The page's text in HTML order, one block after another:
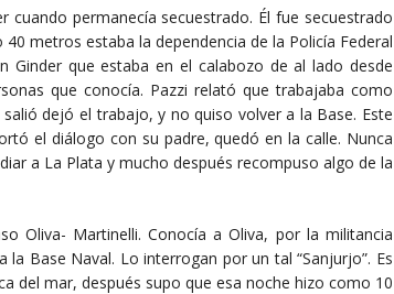
cuando permanecía secuestrado. Él fue secuestrado
metros estaba la dependencia de la Policía Federal
Ginder que estaba en el calabozo de al lado desde
que conocía. Pazzi relató que trabajaba como
dejó el trabajo, y no quiso volver a la Base. Este
el diálogo con su padre, quedó en la calle. Nunca
a La Plata y mucho después recompuso algo de la
Oliva- Martinelli. Conocía a Oliva, por la militancia
Base Naval. Lo interrogan por un tal “Sanjurjo”. Es
del mar, después supo que esa noche hizo como 10